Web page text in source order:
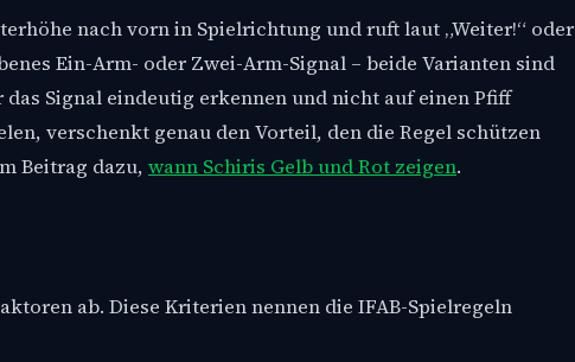
nach vorn in Spielrichtung und ruft laut „Weiter!“ oder
Ein-Arm- oder Zwei-Arm-Signal – beide Varianten sind
Signal eindeutig erkennen und nicht auf einen Pfiff
verschenkt genau den Vorteil, den die Regel schützen
Beitrag dazu, wann Schiris Gelb und Rot zeigen.
ab. Diese Kriterien nennen die IFAB-Spielregeln